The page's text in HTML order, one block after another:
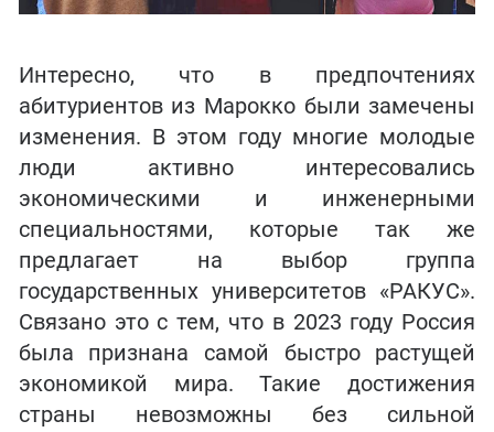
Интересно, что в предпочтениях
абитуриентов из Марокко были замечены
изменения. В этом году многие молодые
люди активно интересовались
экономическими и инженерными
специальностями, которые так же
предлагает на выбор группа
государственных университетов «РАКУС».
Связано это с тем, что в 2023 году Россия
была признана самой быстро растущей
экономикой мира. Такие достижения
страны невозможны без сильной